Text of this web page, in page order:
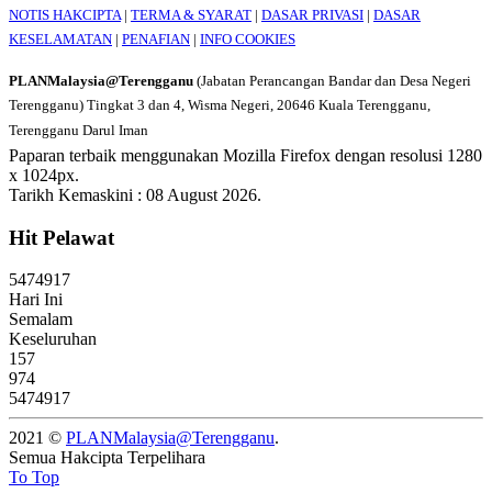
NOTIS HAKCIPTA| TERMA & SYARAT | DASAR PRIVASI | DASAR
KESELAMATAN | PENAFIAN | INFO COOKIES
PLANMalaysia@Terengganu (Jabatan Perancangan Bandar dan Desa Negeri
Terengganu) Tingkat 3 dan 4, Wisma Negeri, 20646 Kuala Terengganu,
Terengganu Darul Iman
Paparan terbaik menggunakan Mozilla Firefox dengan resolusi 1280
x 1024px.
Tarikh Kemaskini : 08 August 2026.
Hit Pelawat
547491 7
Hari Ini
Semalam
Keseluruhan
157
974
5474917
2021 © PLANMalaysia@Terengganu.
Semua Hakcipta Terpelihara
To Top